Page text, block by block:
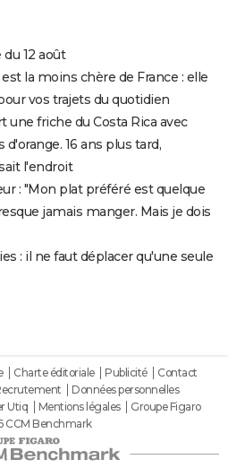
12 août
la moins chère de France : elle
vos trajets du quotidien
une friche du Costa Rica avec
16 ans plus tard,
l'endroit
: "Mon plat préféré est quelque
jamais manger. Mais je dois
: il ne faut déplacer qu'une seule
Charte éditoriale Publicité
Contact
Données personnelles
Utiq Mentions légales
Groupe Figaro
CCM Benchmark